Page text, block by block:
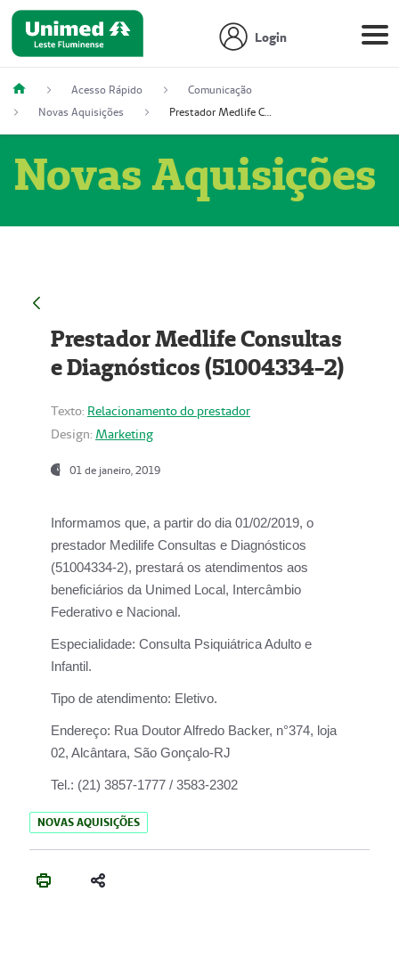
Login
Acesso Rápido
Comunicação
Novas Aquisições
Prestador Medlife Consultas e Diagnósticos (51004334-2)
Novas Aquisições
Prestador Medlife Consultas
e Diagnósticos (51004334-2)
Texto: Relacionamento do prestador
Design: Marketing
01 de janeiro, 2019
Informamos que, a partir do dia 01/02/2019, o
prestador Medilife Consultas e Diagnósticos
(51004334-2), prestará os atendimentos aos
beneficiários da Unimed Local, Intercâmbio
Federativo e Nacional.
Especialidade: Consulta Psiquiátrica Adulto e
Infantil.
Tipo de atendimento: Eletivo.
Endereço: Rua Doutor Alfredo Backer, n°374, loja
02, Alcântara, São Gonçalo-RJ
Tel.: (21) 3857-1777 / 3583-2302
NOVAS AQUISIÇÕES